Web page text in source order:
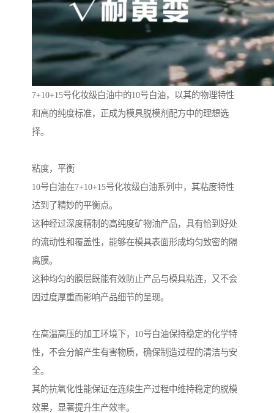
7+10+15号化妆级白油中的10号白油，以其的物理特性
和高的纯度标准，正成为模具脱模剂配方中的理想选
择。
粘度，平衡
10号白油在7+10+15号化妆级白油系列中，其粘度特性
达到了精妙的平衡点。
这种经过深度精制的高纯度矿物油产品，具有恰到好处
的流动性和覆盖性，能够在模具表面形成均匀致密的隔
离膜。
这种均匀的膜层既能有效防止产品与模具粘连，又不会
因过度厚重而影响产品细节的呈现。
在高温高压的加工环境下，10号白油保持稳定的化学特
性，不会分解产生有害物质，确保制造过程的清洁与安
全。
其的抗氧化性能保证在连续生产过程中维持稳定的脱模
效果，显著提升生产效率。